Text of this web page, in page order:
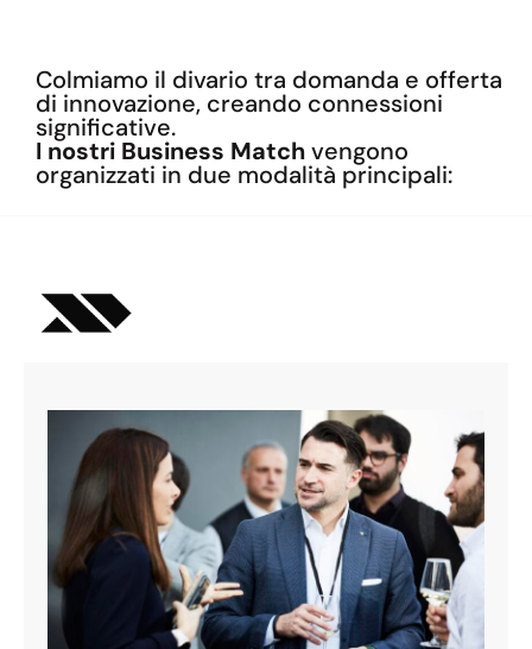
Colmiamo il divario tra domanda e offerta
di innovazione, creando connessioni
significative.
I nostri Business Matchvengono
organizzati in due modalità principali: